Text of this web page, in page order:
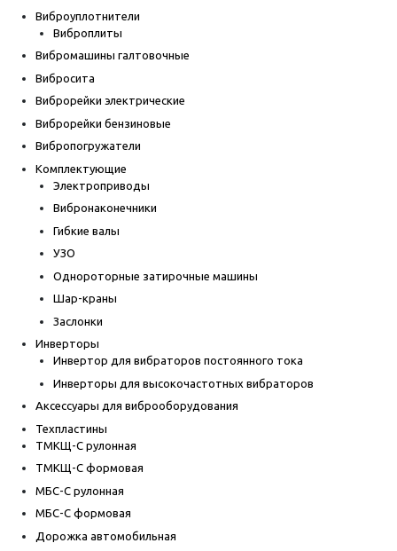
Виброуплотнители
Виброплиты
Вибромашины галтовочные
Вибросита
Виброрейки электрические
Виброрейки бензиновые
Вибропогружатели
Комплектующие
Электроприводы
Вибронаконечники
Гибкие валы
УЗО
Однороторные затирочные машины
Шар-краны
Заслонки
Инверторы
Инвертор для вибраторов постоянного тока
Инверторы для высокочастотных вибраторов
Аксессуары для виброоборудования
Техпластины
ТМКЩ-С рулонная
ТМКЩ-С формовая
МБС-С рулонная
МБС-С формовая
Дорожка автомобильная